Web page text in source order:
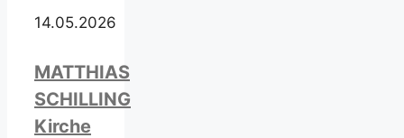
14.05.2026
MATTHIAS
SCHILLING
Kirche